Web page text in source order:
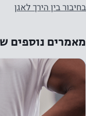
בחיבור בין הירך לאגן
מאמרים נוספים